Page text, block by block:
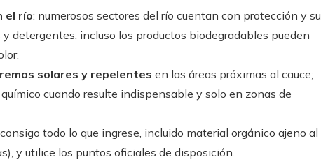
el río: numerosos sectores del río cuentan con protección y su
detergentes; incluso los productos biodegradables pueden
solares y repelentes en las áreas próximas al cauce;
cuando resulte indispensable y solo en zonas de
todo lo que ingrese, incluido material orgánico ajeno al
y utilice los puntos oficiales de disposición.